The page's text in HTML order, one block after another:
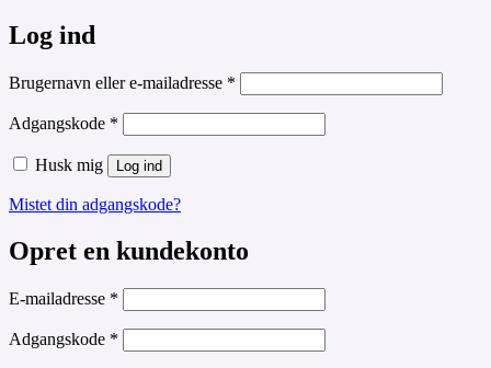
Log ind
Brugernavn eller e-mailadresse *
Adgangskode *
Husk mig Log ind
Mistet din adgangskode?
Opret en kundekonto
E-mailadresse *
Adgangskode *